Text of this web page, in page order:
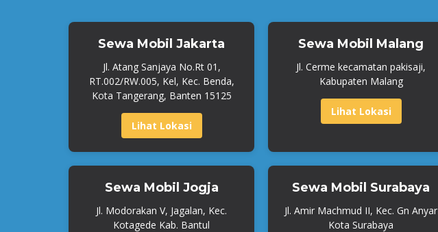
Sewa Mobil Jakarta
Jl. Atang Sanjaya No.Rt 01,
RT.002/RW.005, Kel, Kec. Benda,
Kota Tangerang, Banten 15125
Lihat Lokasi
Sewa Mobil Malang
Jl. Cerme kecamatan pakisaji,
Kabupaten Malang
Lihat Lokasi
Sewa Mobil Jogja
Jl. Modorakan V, Jagalan, Kec.
Kotagede Kab. Bantul
Sewa Mobil Surabaya
Jl. Amir Machmud II, Kec. Gn Anyar
Kota Surabaya